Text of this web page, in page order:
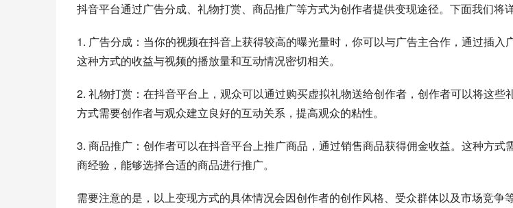
抖音平台通过广告分成、礼物打赏、商品推广等方式为创作者提供变现途径。下面我们将
1. 广告分成：当你的视频在抖音上获得较高的曝光量时，你可以与广告主合作，通过插入
这种方式的收益与视频的播放量和互动情况密切相关。
2. 礼物打赏：在抖音平台上，观众可以通过购买虚拟礼物送给创作者，创作者可以将这些
方式需要创作者与观众建立良好的互动关系，提高观众的粘性。
3. 商品推广：创作者可以在抖音平台上推广商品，通过销售商品获得佣金收益。这种方式
商经验，能够选择合适的商品进行推广。
需要注意的是，以上变现方式的具体情况会因创作者的创作风格、受众群体以及市场竞争